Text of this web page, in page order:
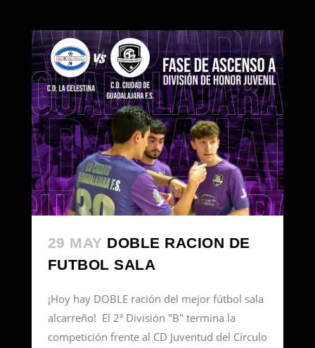
29 MAY DOBLE RACION DE
FUTBOL SALA
¡Hoy hay DOBLE ración del mejor fútbol sala
alcarreño! El 2ª División "B" termina la
competición frente al CD Juventud del Círculo